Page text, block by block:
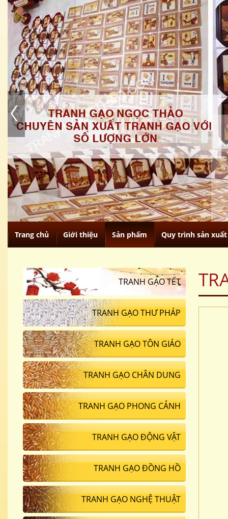
Trang chủ Giới thiệu Sản phẩm Quy trình sản xuất
TRANH GẠO TẾT
TRANH GẠO THƯ PHÁP
TRANH GẠO TÔN GIÁO
TRANH GẠO CHÂN DUNG
TRANH GẠO PHONG CẢNH
TRANH GẠO ĐỘNG VẬT
TRANH GẠO ĐỒNG HỒ
TRANH GẠO NGHỆ THUẬT